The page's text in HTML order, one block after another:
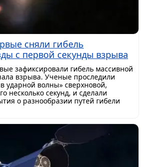
сняли гибель
с первой секунды взрыва
зафиксировали гибель массивной
взрыва. Ученые проследили
ударной волны» сверхновой,
несколько секунд, и сделали
о разнообразии путей гибели